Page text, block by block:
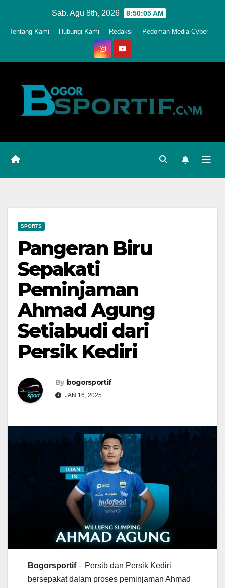
Sab. Agu 8th, 2026 8:50:08 AM
Tentang Kami Hubungi Kami Redaksi Pedoman Media Cyber
SPORTS
Pangeran Biru
Sepakati
Peminjaman
Ahmad Agung
Setiabudi dari
Persik Kediri
By bogorsportif
JAN 16, 2025
Bogorsportif– Persib dan Persik Kediri
bersepakat dalam proses peminjaman Ahmad